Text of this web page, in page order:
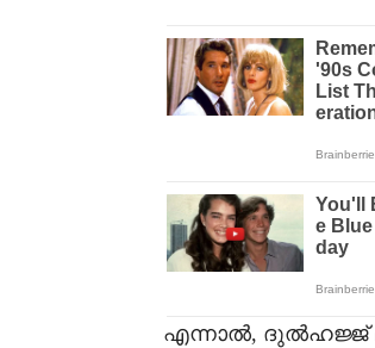
എന്നാൽ, ദുൽഹജ്ജ്